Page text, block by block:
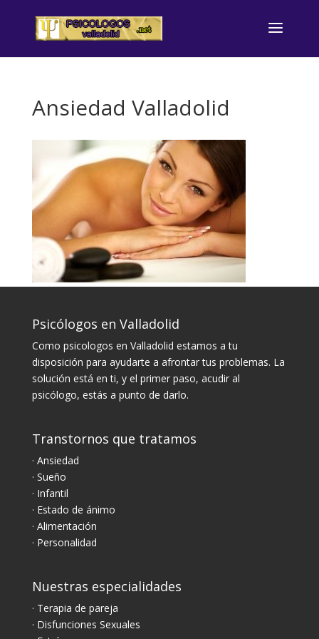
Ansiedad Valladolid
Psicólogos en Valladolid
Como psicologos en Valladolid estamos a tu
disposición para ayudarte a afrontar tus problemas. La
solución está en ti, y el primer paso, acudir al
psicólogo, estás a punto de darlo.
Transtornos que tratamos
· Ansiedad
· Sueño
· Infantil
· Estado de ánimo
· Alimentación
· Personalidad
Nuestras especialidades
· Terapia de pareja
· Disfunciones Sexuales